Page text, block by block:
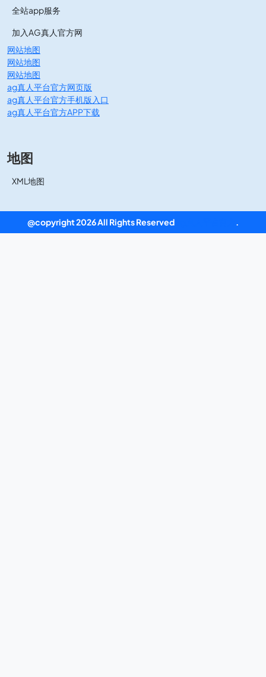
全站app服务
加入AG真人官方网
网站地图
网站地图
网站地图
ag真人平台官方网页版
ag真人平台官方手机版入口
ag真人平台官方APP下载
地图
XML地图
@copyright 2026 All Rights Reserved .